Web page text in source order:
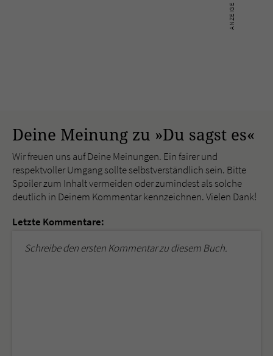
Deine Meinung zu »Du sagst es«
Wir freuen uns auf Deine Meinungen. Ein fairer und
respektvoller Umgang sollte selbstverständlich sein. Bitte
Spoiler zum Inhalt vermeiden oder zumindest als solche
deutlich in Deinem Kommentar kennzeichnen. Vielen Dank!
Letzte Kommentare:
Schreibe den ersten Kommentar zu diesem Buch.